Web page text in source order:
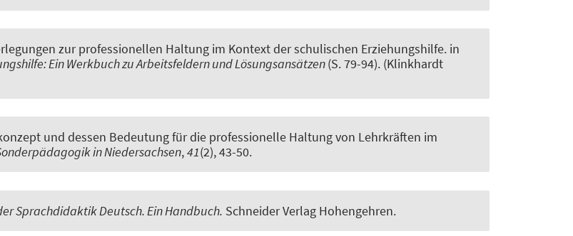
zur professionellen Haltung im Kontext der schulischen Erziehungshilfe. in
Ein Werkbuch zu Arbeitsfeldern und Lösungsansätzen(S. 79-94). (Klinkhardt
und dessen Bedeutung für die professionelle Haltung von Lehrkräften im
in Niedersachsen,41(2), 43-50.
Sprachdidaktik Deutsch. Ein Handbuch. Schneider Verlag Hohengehren.